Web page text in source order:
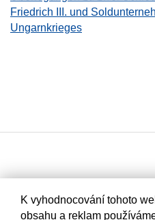
Friedrich III. und
Ungarnkrieges
K vyhodnocování tohoto
obsahu a reklam